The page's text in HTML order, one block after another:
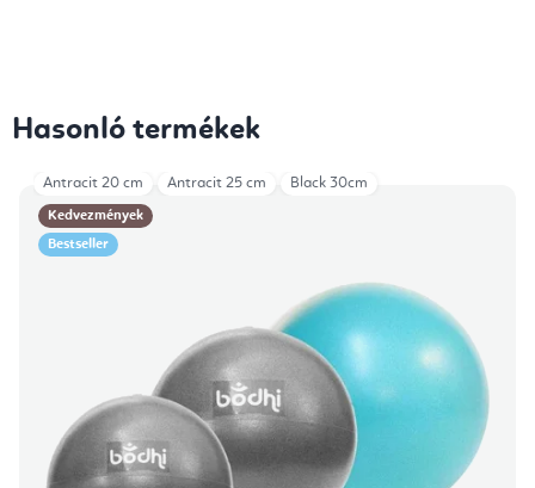
Hasonló termékek
Kedvezmények
Bestseller
Antracit 20 cm Antracit 25 cm Black 30cm